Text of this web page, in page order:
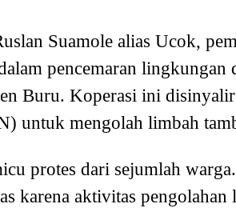
Suamole alias Ucok,
pencemaran lingkungan
Buru. Koperasi ini
untuk mengolah limbah
protes dari sejumlah
karena aktivitas